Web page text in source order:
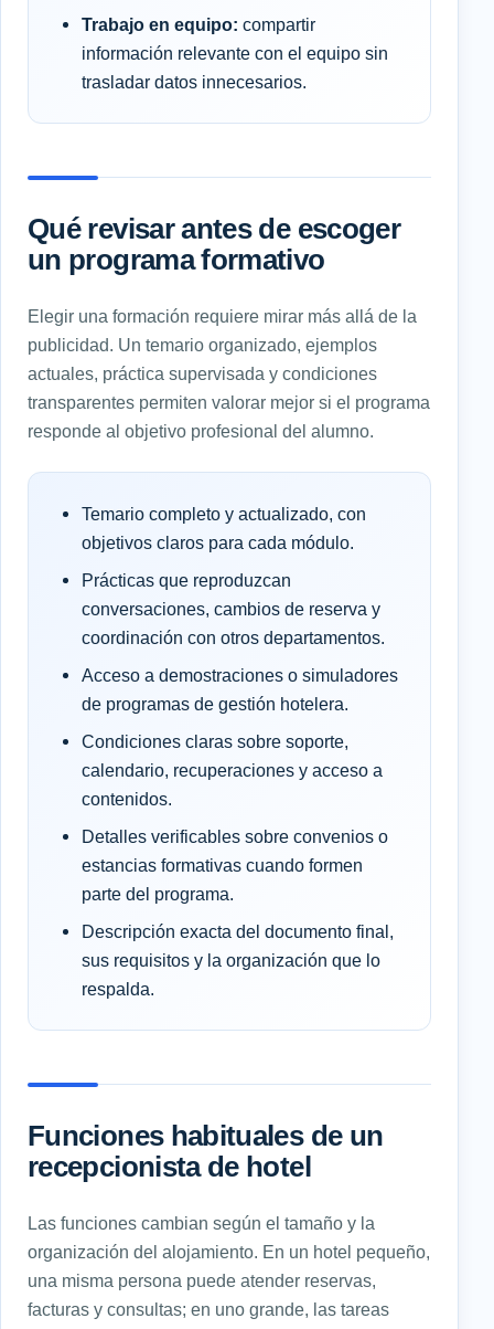
Trabajo en equipo: compartir
información relevante con el equipo sin
trasladar datos innecesarios.
Qué revisar antes de escoger
un programa formativo
Elegir una formación requiere mirar más allá de la
publicidad. Un temario organizado, ejemplos
actuales, práctica supervisada y condiciones
transparentes permiten valorar mejor si el programa
responde al objetivo profesional del alumno.
Temario completo y actualizado, con
objetivos claros para cada módulo.
Prácticas que reproduzcan
conversaciones, cambios de reserva y
coordinación con otros departamentos.
Acceso a demostraciones o simuladores
de programas de gestión hotelera.
Condiciones claras sobre soporte,
calendario, recuperaciones y acceso a
contenidos.
Detalles verificables sobre convenios o
estancias formativas cuando formen
parte del programa.
Descripción exacta del documento final,
sus requisitos y la organización que lo
respalda.
Funciones habituales de un
recepcionista de hotel
Las funciones cambian según el tamaño y la
organización del alojamiento. En un hotel pequeño,
una misma persona puede atender reservas,
facturas y consultas; en uno grande, las tareas